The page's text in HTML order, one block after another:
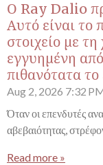
Ο Ray Dalio
Αυτό είναι το
στοιχείο με τη
εγγυημένη
πιθανότατα το
Aug 2, 2026 7:32
Όταν οι επενδυτές
αβεβαιότητας,
Read more »